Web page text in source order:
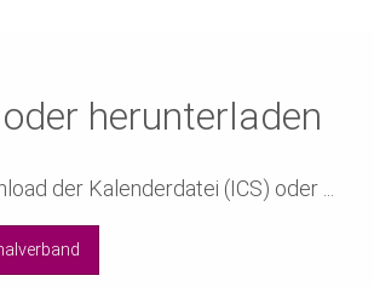
herunterladen
der Kalenderdatei (ICS) oder ...